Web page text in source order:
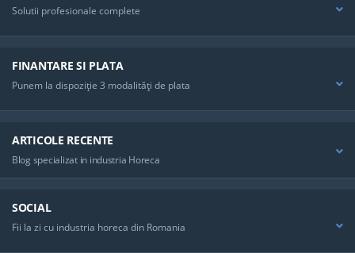
Solutii profesionale complete
FINANTARE SI PLATA
Punem la dispoziţie 3 modalităţi de plata
ARTICOLE RECENTE
Blog specializat in industria Horeca
SOCIAL
Fii la zi cu industria horeca din Romania